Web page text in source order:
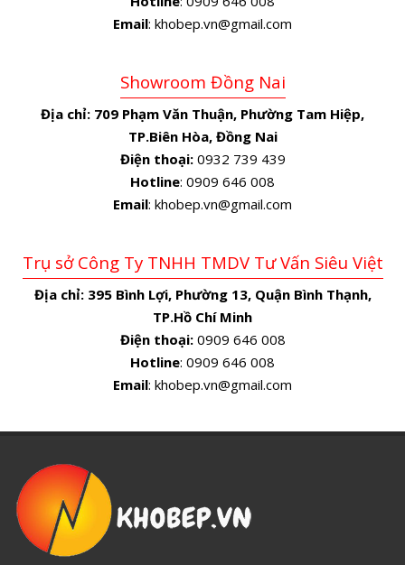
Email: khobep.vn@gmail.com
Showroom Đồng Nai
Địa chỉ: 709 Phạm Văn Thuận, Phường Tam Hiệp,
TP.Biên Hòa, Đồng Nai
Điện thoại:0932 739 439
Hotline: 0909 646 008
Email: khobep.vn@gmail.com
Trụ sở Công Ty TNHH TMDV Tư Vấn Siêu Việt
Địa chỉ: 395 Bình Lợi, Phường 13, Quận Bình Thạnh,
TP.Hồ Chí Minh
Điện thoại:0909 646 008
Hotline: 0909 646 008
Email: khobep.vn@gmail.com